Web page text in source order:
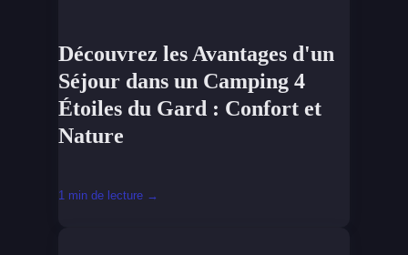
Découvrez les Avantages d'un
Séjour dans un Camping 4
Étoiles du Gard : Confort et
Nature
1 min de lecture →